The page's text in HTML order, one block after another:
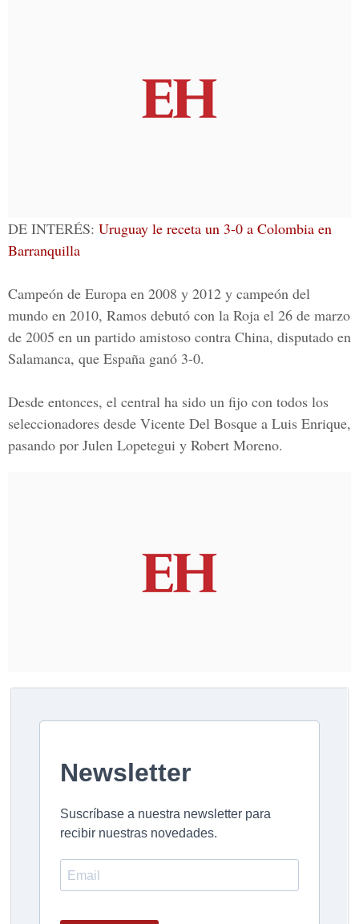
DE INTERÉS: Uruguay le receta un 3-0 a Colombia en
Barranquilla
Campeón de Europa en 2008 y 2012 y campeón del
mundo en 2010, Ramos debutó con la Roja el 26 de marzo
de 2005 en un partido amistoso contra China, disputado en
Salamanca, que España ganó 3-0.
Desde entonces, el central ha sido un fijo con todos los
seleccionadores desde Vicente Del Bosque a Luis Enrique,
pasando por Julen Lopetegui y Robert Moreno.